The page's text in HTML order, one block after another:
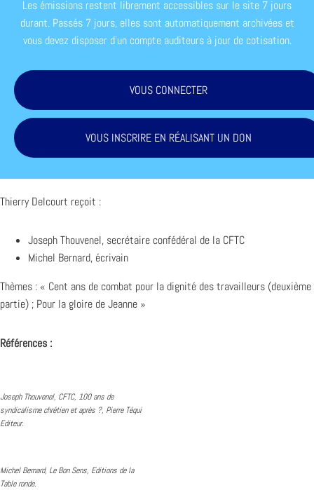
Les émissions restent librement accessibles sur le site 7 jours
durant. Passés 7 jours, elles sont automatiquement archivées et
vous devez disposer d'un compte auditeurs à jour de cotisation.
VOUS CONNECTER
VOUS INSCRIRE EN RÉALISANT UN DON
Thierry Delcourt reçoit :
Joseph Thouvenel, secrétaire confédéral de la CFTC
Michel Bernard, écrivain
Thèmes : « Cent ans de combat pour la dignité des travailleurs (deuxième
partie) ; Pour la gloire de Jeanne »
Références :
Joseph Thouvenel, CFTC, 100 ans de
syndicalisme chrétien et après ?, Pierre Téqui
Editeur.
Michel Bernard, Le Bon Sens, Editions de la
Table ronde.